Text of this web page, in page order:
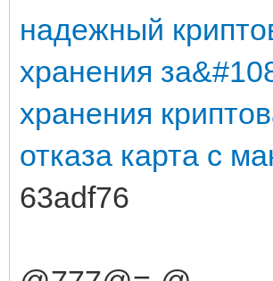
надежный
хранения
хранения
отказа карта с
63adf76